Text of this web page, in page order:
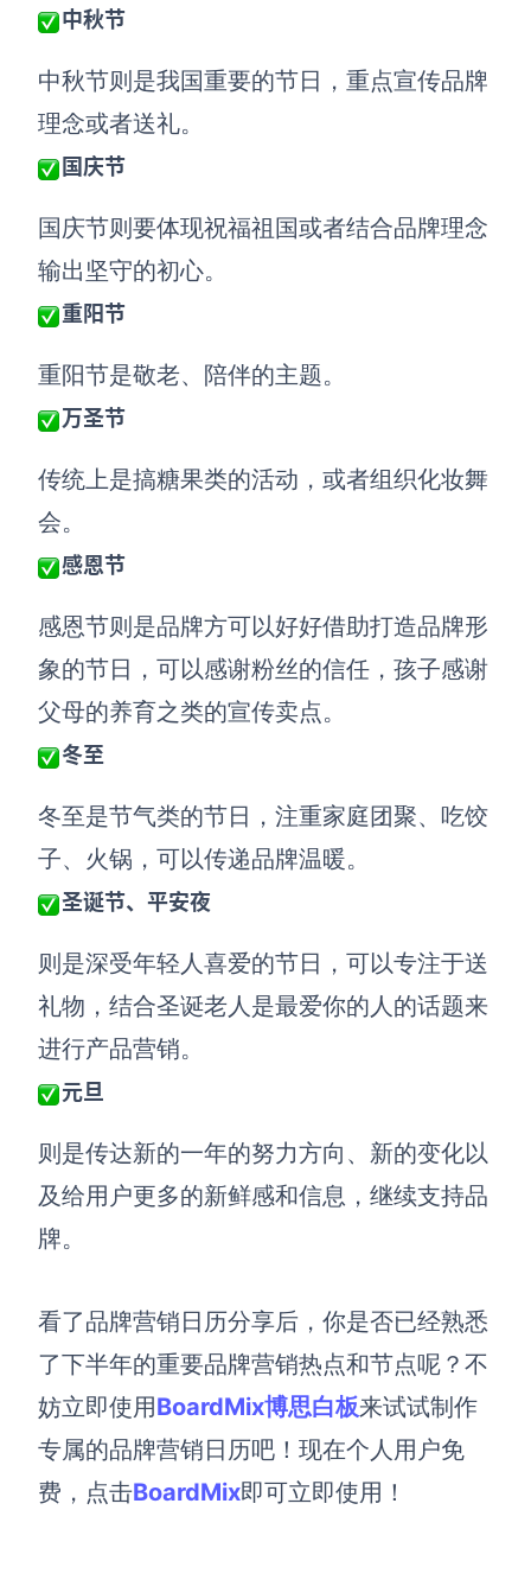
中秋节
中秋节则是我国重要的节日，重点宣传品牌
理念或者送礼。
国庆节
国庆节则要体现祝福祖国或者结合品牌理念
输出坚守的初心。
重阳节
重阳节是敬老、陪伴的主题。
万圣节
传统上是搞糖果类的活动，或者组织化妆舞
会。
感恩节
感恩节则是品牌方可以好好借助打造品牌形
象的节日 ，可以感谢粉丝的信任，孩子感谢
父母的养育之类的宣传卖点。
冬至
冬至是节气类的节日，注重家庭团聚、吃饺
子、火锅，可以传递品牌温暖。
圣诞节、平安夜
则是深受年轻人喜爱的节日，可以专注于送
礼物，结合圣诞老人是最爱你的人的话题来
进行产品营销。
元旦
则是传达新的一年的努力方向 、 新的变化以
及给用户更多的新鲜感和信息，继续支持品
牌。
看了品牌营销日历分享后，你是否已经熟悉
了下半年的重要品牌营销热点和节点呢？ 不
妨立即使用BoardMix博思白板来试试制作
专属的品牌营销日历吧！ 现在个人用户免
费，点击BoardMix即可立即使用！